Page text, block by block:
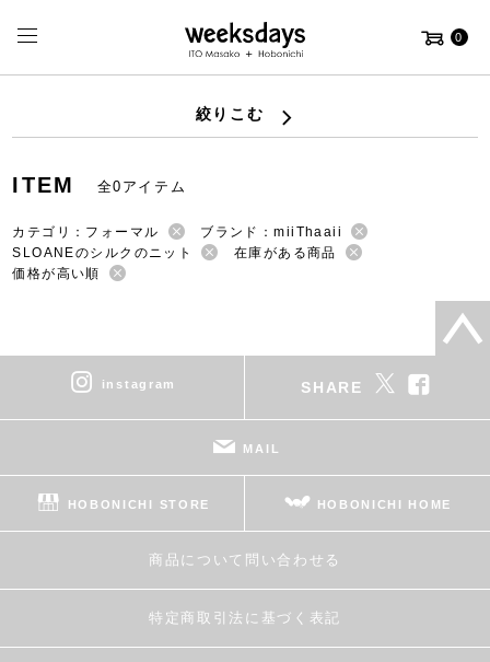
0
絞りこむ
ITEM 全0アイテム
カテゴリ：フォーマル
ブランド：miiThaaii
SLOANEのシルクのニット
在庫がある商品
価格が高い順
instagram SHARE
MAIL
HOBONICHI STORE HOBONICHI HOME
商品について問い合わせる
特定商取引法に基づく表記